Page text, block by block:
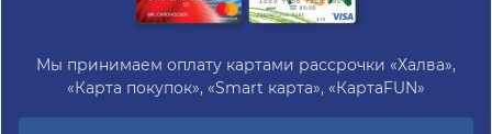
Мы принимаем оплату картами рассрочки «Халва»,
«Карта покупок», «Smart карта», «КартаFUN»